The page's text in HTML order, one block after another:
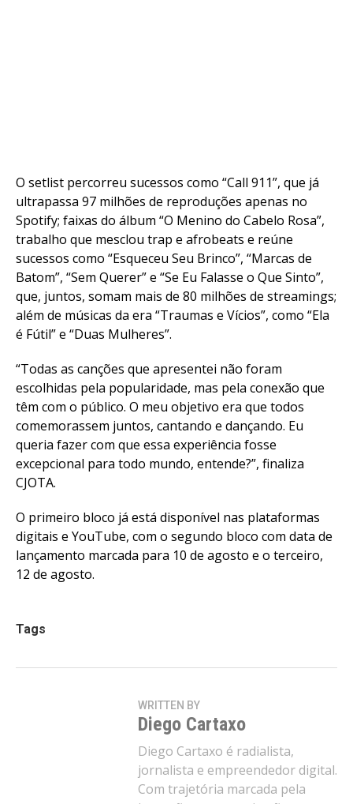
O setlist percorreu sucessos como “Call 911”, que já
ultrapassa 97 milhões de reproduções apenas no
Spotify; faixas do álbum “O Menino do Cabelo Rosa”,
trabalho que mesclou trap e afrobeats e reúne
sucessos como “Esqueceu Seu Brinco”, “Marcas de
Batom”, “Sem Querer” e “Se Eu Falasse o Que Sinto”,
que, juntos, somam mais de 80 milhões de streamings;
além de músicas da era “Traumas e Vícios”, como “Ela
é Fútil” e “Duas Mulheres”.
“Todas as canções que apresentei não foram
escolhidas pela popularidade, mas pela conexão que
têm com o público. O meu objetivo era que todos
comemorassem juntos, cantando e dançando. Eu
queria fazer com que essa experiência fosse
excepcional para todo mundo, entende?”, finaliza
CJOTA.
O primeiro bloco já está disponível nas plataformas
digitais e YouTube, com o segundo bloco com data de
lançamento marcada para 10 de agosto e o terceiro,
12 de agosto.
Tags
WRITTEN BY
Diego Cartaxo
Diego Cartaxo é radialista,
jornalista e empreendedor digital.
Com trajetória marcada pela
Flipboard
Pinterest
Whatsapp
Email